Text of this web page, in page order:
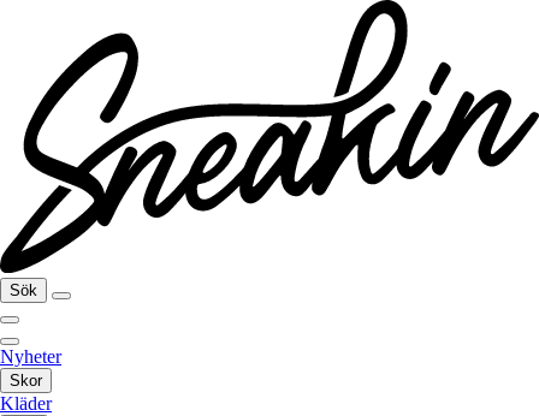
Sök
Nyheter
Skor
Kläder